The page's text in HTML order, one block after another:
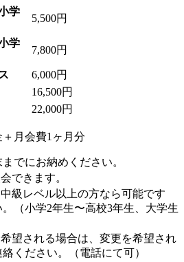
学
5,500円
学
7,800円
6,000円
16,500円
22,000円
月会費1ヶ月分
でにお納めください。
できます。
級レベル以上の方なら可能です
（小学2年生〜高校3年生、大学生
望される場合は、変更を希望され
ください。（電話にて可）